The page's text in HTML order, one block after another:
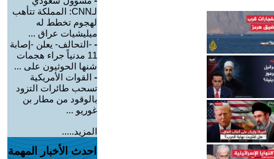
لـCNN: المملكة تتأهب
لهجوم تخطط له
ميليشيات عراق ...
- -التحالف- يعلن -إصابة
11 مدنياً جراء هجمات
شنها الحوثيون على ...
- القوات الأمريكية
تسحب طائرات التزود
بالوقود من مطار بن
غوريو ...
المزيد.....
احدث الأخبار المهمة